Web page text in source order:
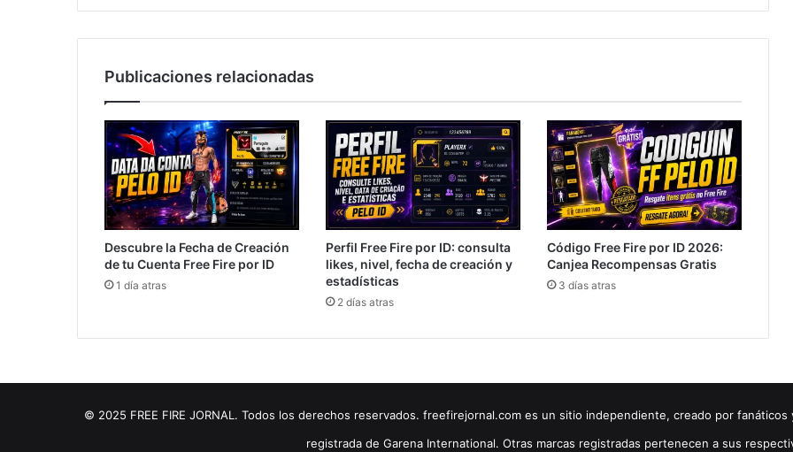
Publicaciones relacionadas
Descubre la Fecha de Creación
de tu Cuenta Free Fire por ID
1 día atras
Perfil Free Fire por ID: consulta
likes, nivel, fecha de creación y
estadísticas
2 días atras
Código Free Fire por ID 2026:
Canjea Recompensas Gratis
3 días atras
© 2025 FREE FIRE JORNAL. Todos los derechos reservados. freefirejornal.com es un sitio independiente, creado por
registrada de Garena International. Otras marcas registradas pertenecen a sus